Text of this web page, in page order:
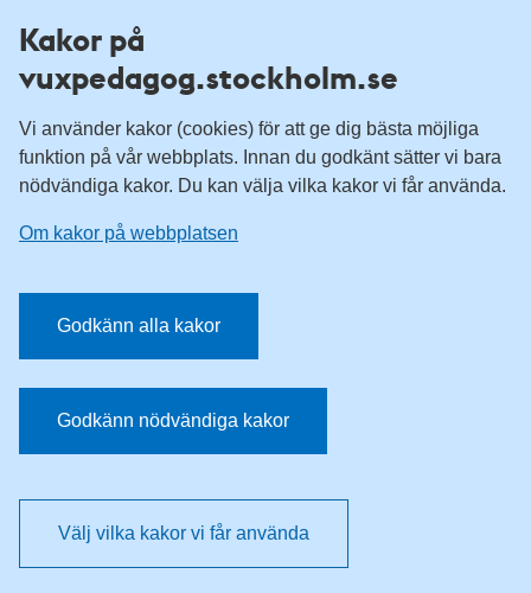
Fler resurser
Vuxenutbildning Stockholm
Information för leverantörsskolor
Sociala medier
Vuxenutbildning Stockholm, Instagram
Har du tips på vad vi borde publicera på webbplatsen? Mejla
Kakor på
vuxpedagog.stockholm.se
Vi använder kakor (cookies) för att ge dig bästa möjliga
funktion på vår webbplats. Innan du godkänt sätter vi bara
nödvändiga kakor. Du kan välja vilka kakor vi får använda.
Om kakor på webbplatsen
Godkänn alla kakor
Godkänn nödvändiga kakor
Välj vilka kakor vi får använda